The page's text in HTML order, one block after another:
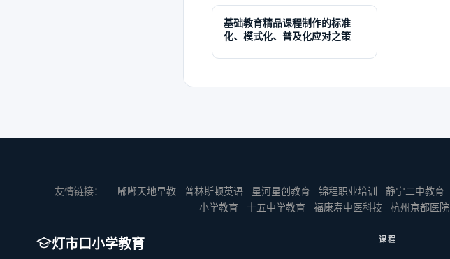
基础教育精品课程制作的标准
化、模式化、普及化应对之策
友情链接： 嘟嘟天地早教 普林斯顿英语 星河星创教育 锦程职业培训 静宁二中教育
小学教育
十五中学教育 福康寿中医科技 杭州京都医院
灯市口小学教育 课程